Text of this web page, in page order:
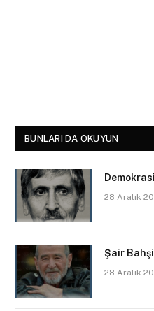
BUNLARI DA OKUYUN
28 Aralık
Şair
28 Aralık